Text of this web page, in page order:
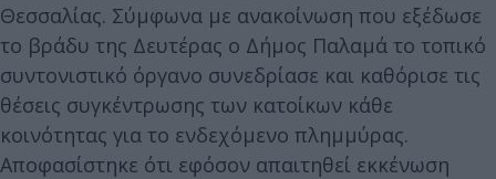
Θεσσαλίας. Σύμφωνα με ανακοίνωση που εξέδωσε
το βράδυ της Δευτέρας ο Δήμος Παλαμά το τοπικό
συντονιστικό όργανο συνεδρίασε και καθόρισε τις
θέσεις συγκέντρωσης των κατοίκων κάθε
κοινότητας για το ενδεχόμενο πλημμύρας.
Αποφασίστηκε ότι εφόσον απαιτηθεί εκκένωση